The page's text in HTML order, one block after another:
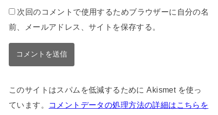
次回のコメントで使用するためブラウザーに自分の名
前、メールアドレス、サイトを保存する。
このサイトはスパムを低減するために Akismet を使っ
ています。
コメントデータの処理方法の詳細はこちらを